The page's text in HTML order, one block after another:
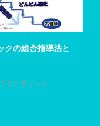
クの総合指導法と
ラクティック